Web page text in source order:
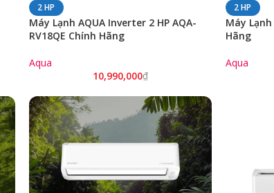
2 HP
Máy Lạnh AQUA Inverter 2 HP AQA-
RV18QE Chính Hãng
Aqua
10,990,000₫
2 HP
Máy Lạnh
Hãng
Aqua